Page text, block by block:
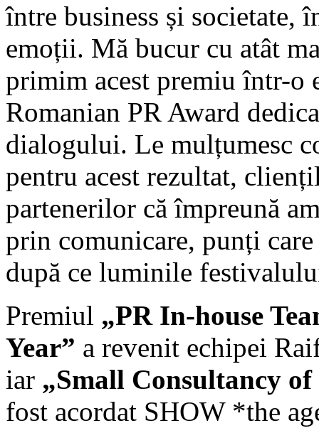
între business și societate,
emoții. Mă bucur cu atât
primim acest premiu într-o
Romanian PR Award
dialogului. Le mulțumesc
pentru acest rezultat,
partenerilor că împreună
prin comunicare, punți
după ce luminile
Premiul „PR In-house
Year” a revenit echipei
iar „Small Consultancy of
fost acordat SHOW *the